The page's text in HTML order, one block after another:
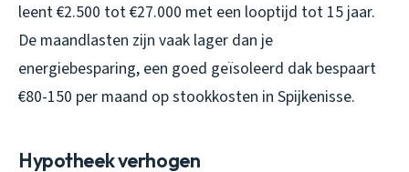
leent €2.500 tot €27.000 met een looptijd tot 15 jaar.
De maandlasten zijn vaak lager dan je
energiebesparing, een goed geïsoleerd dak bespaart
€80-150 per maand op stookkosten in Spijkenisse.
Hypotheek verhogen